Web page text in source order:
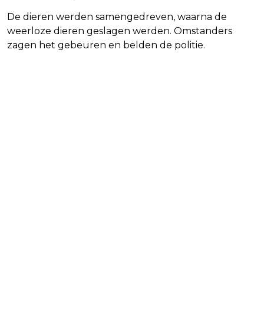
De dieren werden samengedreven, waarna de
weerloze dieren geslagen werden. Omstanders
zagen het gebeuren en belden de politie.